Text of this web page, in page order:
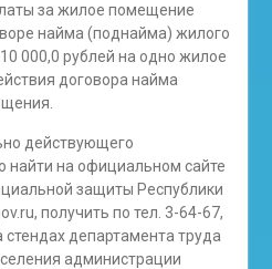
за жилое помещение
найма (поднайма) жилого
000,0 рублей на одно жилое
договора найма
действующего
найти на официальном сайте
защиты Республики
получить по тел. 3-64-67,
департамента труда
администрации